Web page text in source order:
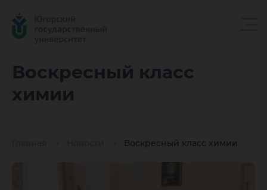
Воскресный класс
химии
Воскресный класс химии
класс